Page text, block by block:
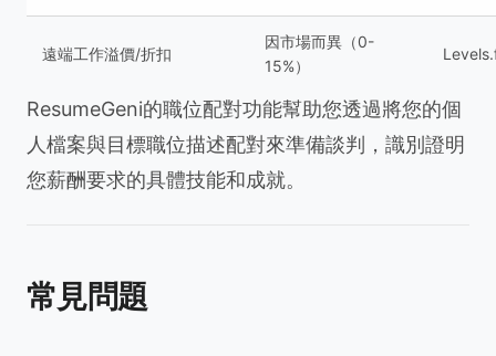
遠端工作溢價/折扣
因市場而異（0-
15%）
ResumeGeni的職位配對功能幫助您透過將您的個
人檔案與目標職位描述配對來準備談判，識別證明
您薪酬要求的具體技能和成就。
常見問題